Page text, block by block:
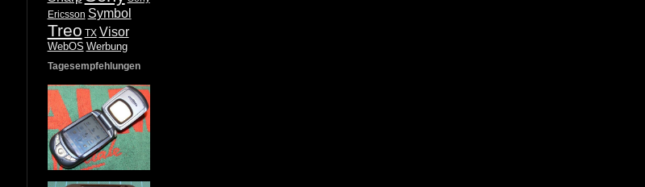
Ericsson Symbol
Treo TX Visor
WebOS Werbung
Tagesempfehlungen